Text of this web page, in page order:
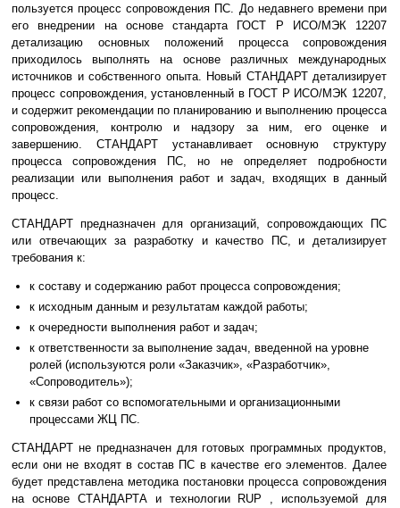
пользуется процесс сопровождения ПС. До недавнего времени при
его внедрении на основе стандарта ГОСТ Р ИСО/МЭК 12207
детализацию основных положений процесса сопровождения
приходилось выполнять на основе различных международных
источников и собственного опыта. Новый СТАНДАРТ детализирует
процесс сопровождения, установленный в ГОСТ Р ИСО/МЭК 12207,
и содержит рекомендации по планированию и выполнению процесса
сопровождения, контролю и надзору за ним, его оценке и
завершению. СТАНДАРТ устанавливает основную структуру
процесса сопровождения ПС, но не определяет подробности
реализации или выполнения работ и задач, входящих в данный
процесс.
СТАНДАРТ предназначен для организаций, сопровождающих ПС
или отвечающих за разработку и качество ПС, и детализирует
требования к:
к составу и содержанию работ процесса сопровождения;
к исходным данным и результатам каждой работы;
к очередности выполнения работ и задач;
к ответственности за выполнение задач, введенной на уровне
ролей (используются роли «Заказчик», «Разработчик»,
«Сопроводитель»);
к связи работ со вспомогательными и организационными
процессами ЖЦ ПС.
СТАНДАРТ не предназначен для готовых программных продуктов,
если они не входят в состав ПС в качестве его элементов. Далее
будет представлена методика постановки процесса сопровождения
на основе СТАНДАРТА и технологии RUP , используемой для